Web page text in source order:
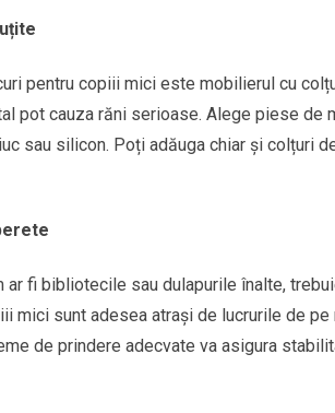
pentru copiii mici este mobilierul cu
pot cauza răni serioase. Alege piese de
sau silicon. Poți adăuga chiar și colțuri
ar fi bibliotecile sau dulapurile înalte,
mici sunt adesea atrași de lucrurile de
de prindere adecvate va asigura